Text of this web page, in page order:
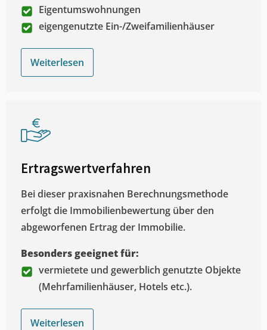
Eigentumswohnungen
eigengenutzte Ein-/Zweifamilienhäuser
Weiterlesen
Ertragswertverfahren
Bei dieser praxisnahen Berechnungsmethode
erfolgt die Immobilienbewertung über den
abgeworfenen Ertrag der Immobilie.
Besonders geeignet für:
vermietete und gewerblich genutzte Objekte
(Mehrfamilienhäuser, Hotels etc.).
Weiterlesen